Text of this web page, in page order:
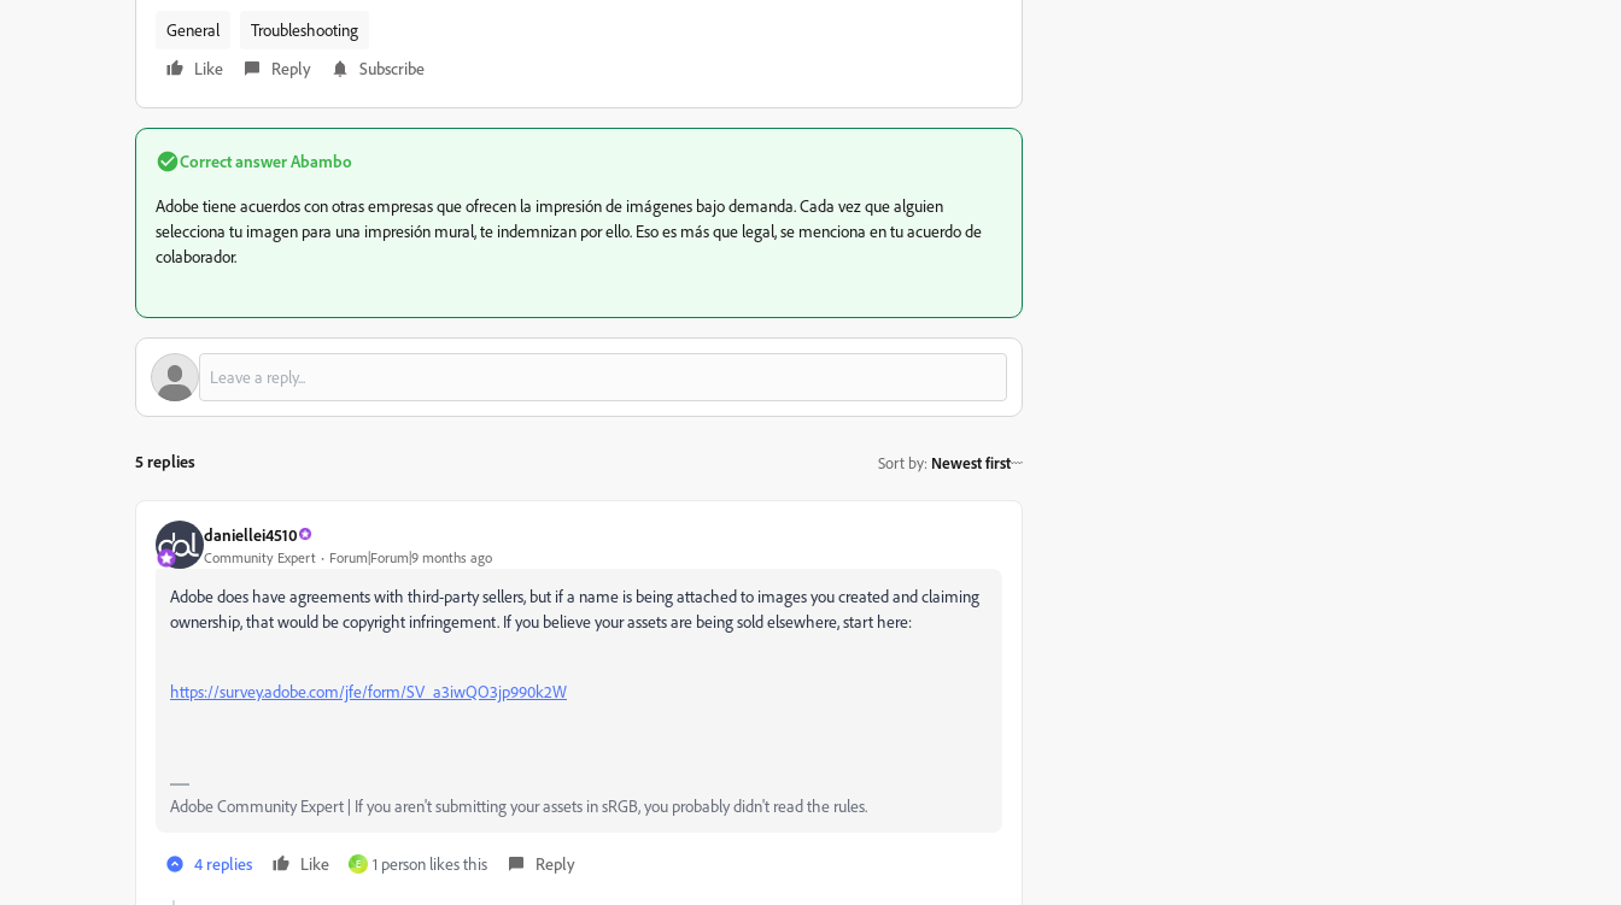
General
Troubleshooting
Like
Reply Subscribe
Correct answerAbambo
Adobe tiene acuerdos con otras empresas que ofrecen la impresión de imágenes bajo demanda. Cada vez que alguien
selecciona tu imagen para una impresión mural, te indemnizan por ello. Eso es más que legal, se menciona en tu acuerdo de
colaborador.
5 replies Sort by: Newest first
daniellei4510
Community Expert Forum|Forum|9 months ago
Adobe does have agreements with third-party sellers, but if a name is being attached to images you created and claiming
ownership, that would be copyright infringement. If you believe your assets are being sold elsewhere, start here:
https://survey.adobe.com/jfe/form/SV_a3iwQO3jp990k2W
Adobe Community Expert | If you aren't submitting your assets in sRGB, you probably didn't read the rules.
4 replies Like E 1 person likes this Reply